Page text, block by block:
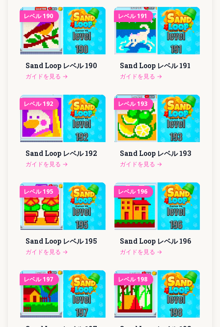
レベル190
Sand Loop レベル 190
ガイドを見る →
レベル191
Sand Loop レベル 191
ガイドを見る →
レベル192
Sand Loop レベル 192
ガイドを見る →
レベル193
Sand Loop レベル 193
ガイドを見る →
レベル195
Sand Loop レベル 195
ガイドを見る →
レベル196
Sand Loop レベル 196
ガイドを見る →
レベル197 レベル198